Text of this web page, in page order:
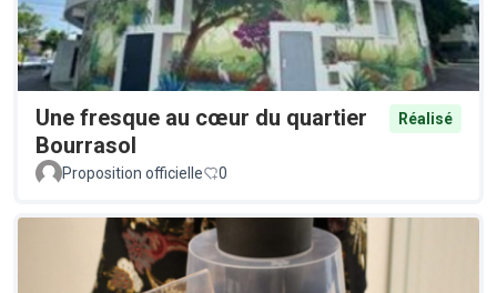
Une fresque au cœur du quartier
Bourrasol
Réalisé
Proposition officielle 0